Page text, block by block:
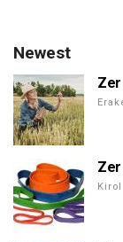
Newest